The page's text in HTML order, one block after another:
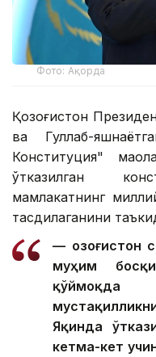
Фото: Ақорда
Қозоғистон
ва Гуллаб-
Конституция"
ўтказилган
мамлакатнинг
тасдиқлаганини
— Қозоғистон
муҳим
Яқинда
кетма-кет